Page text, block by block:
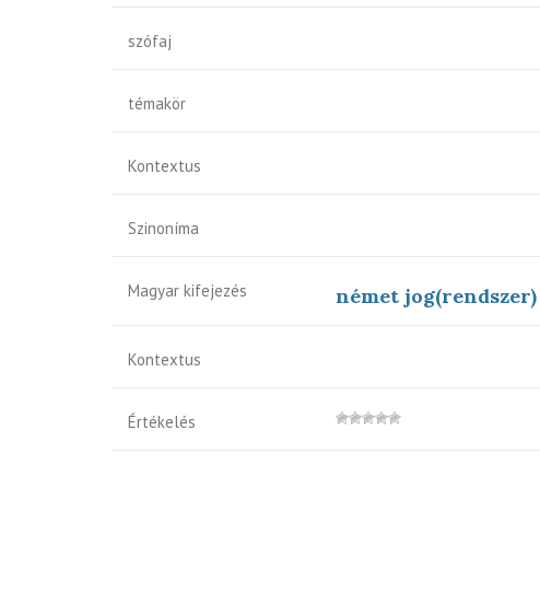
szófaj
témakör
Kontextus
Szinoníma
Magyar kifejezés német jog(rendszer)
Kontextus
Értékelés